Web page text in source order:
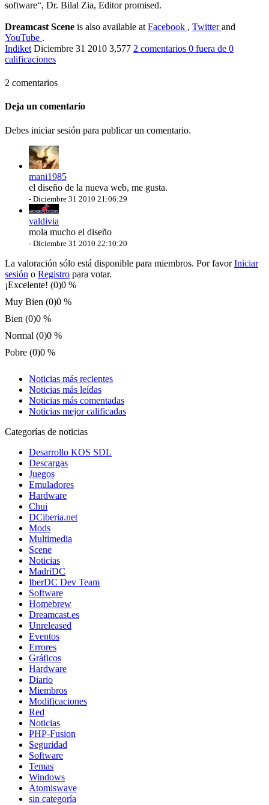
software“, Dr. Bilal Zia, Editor promised.
Dreamcast Scene is also available at Facebook , Twitterand
YouTube .
Indiket Diciembre 31 2010 3,577 2 comentarios 0 fuera de 0
calificaciones
2 comentarios
Deja un comentario
Debes iniciar sesión para publicar un comentario.
mani1985
el diseño de la nueva web, me gusta.
- Diciembre 31 2010 21:06:29
valdivia
mola mucho el diseño
- Diciembre 31 2010 22:10:20
La valoración sólo está disponible para miembros. Por favorIniciar
sesión o Registro para votar.
¡Excelente! (0)0 %
Muy Bien (0)0 %
Bien (0)0 %
Normal (0)0 %
Pobre (0)0 %
Noticias más recientes
Noticias más leídas
Noticias más comentadas
Noticias mejor calificadas
Categorías de noticias
Desarrollo KOS SDL
Descargas
Juegos
Emuladores
Hardware
Chui
DCiberia.net
Mods
Multimedia
Scene
Noticias
MadriDC
IberDC Dev Team
Software
Homebrew
Dreamcast.es
Unreleased
Eventos
Errores
Gráficos
Hardware
Diario
Miembros
Modificaciones
Red
Noticias
PHP-Fusion
Seguridad
Software
Temas
Windows
Atomiswave
sin categoría